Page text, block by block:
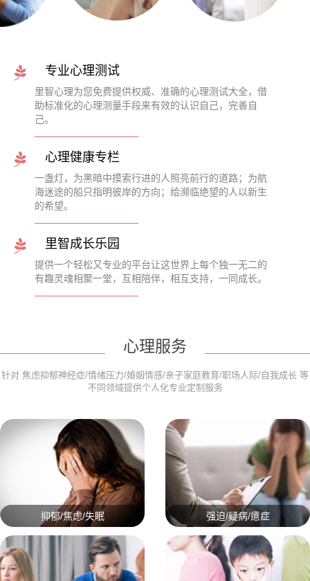
专业心理测试
里智心理为您免费提供权威、准确的心理测试大全，借
助标准化的心理测量手段来有效的认识自己，完善自
己。
心理健康专栏
一盏灯，为黑暗中摸索行进的人照亮前行的道路；为航
海迷途的船只指明彼岸的方向；给濒临绝望的人以新生
的希望。
里智成长乐园
提供一个轻松又专业的平台让这世界上每个独一无二的
有趣灵魂相聚一堂，互相陪伴，相互支持，一同成长。
心理服务
针对 焦虑抑郁神经症/情绪压力/婚姻情感/亲子家庭教育/职场人际/自我成长 等
不同领域提供个人化专业定制服务
抑郁/焦虑/失眠 强迫/疑病/癔症